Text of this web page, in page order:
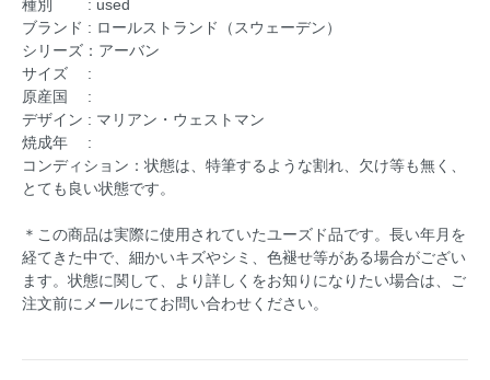
種別 : used
ブランド : ロールストランド（スウェーデン）
シリーズ：アーバン
サイズ :
原産国 :
デザイン : マリアン・ウェストマン
焼成年 :
コンディション：状態は、特筆するような割れ、欠け等も無く、
とても良い状態です。
＊この商品は実際に使用されていたユーズド品です。長い年月を
経てきた中で、細かいキズやシミ、色褪せ等がある場合がござい
ます。状態に関して、より詳しくをお知りになりたい場合は、ご
注文前にメールにてお問い合わせください。